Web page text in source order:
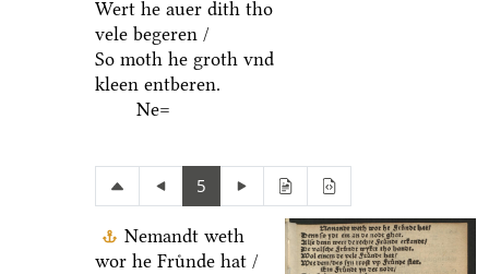
Wert he auer dith tho
vele begeren /
So moth he groth vnd
kleen entberen.
Ne=
5
Nemandt weth
wor he Fruͤnde hat /